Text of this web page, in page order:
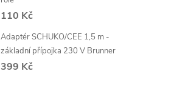
110 Kč
Adaptér SCHUKO/CEE 1,5 m -
základní přípojka 230 V Brunner
399 Kč